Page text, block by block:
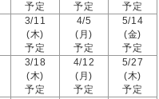
予定
予定
予定
3/11
(木)
予定
4/5
(月)
予定
5/14
(金)
予定
3/18
(木)
予定
4/12
(月)
予定
5/27
(木)
予定